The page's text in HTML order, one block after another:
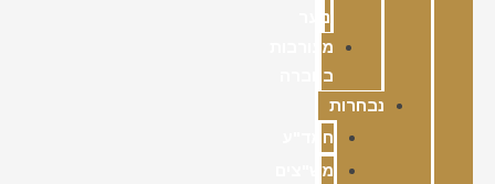
נוער
מעורבות
בחברה
נבחרות
חמד"ע
מש"צים